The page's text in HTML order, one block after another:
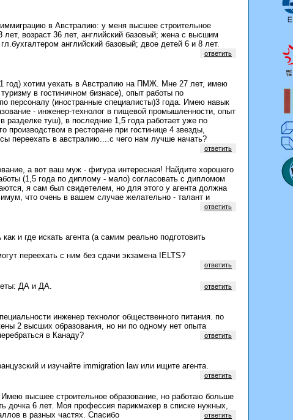
в Австралию: у меня высшее строительное
возраст 36 лет, английский базовый; жена с высшим
английский базовый; двое детей 6 и 8 лет.
ответить
год) хотим уехать в Австралию на ПМЖ. Мне 27 лет, имею
в гостиничном бизнасе), опыт работы по
персоналу (иностранные специалисты)3 года. Имею навык
- инженер-технолог в пищевой промышленности, опыт
разделке туш), в последние 1,5 года работает уже по
в ресторане при гостинице 4 звезды,
переехать в австралию....с чего нам лучше начать?
ответить
а вот ваш муж - фигура интересная! Найдите хорошего
(1,5 года по диплому - мало) согласовать с дипломом
я сам был свидетелем, но для этого у агента должна
что очень в вашем случае желательно - талант и
ответить
и где искать агента (а самим реально подготовить
переехать с ним без сдачи экзамена IELTS?
ответить
ДА и ДА.
ответить
инженер технолог общественного питания. по
2 высших образования, но ни по одному нет опыта
в Канаду?
ответить
и изучайте immigration law или ищите агента.
ответить
высшее строительное образование, но работаю больше
дочка 6 лет. Моя профессия парикмахер в списке нужных,
в разных частях. Спасибо
ответить